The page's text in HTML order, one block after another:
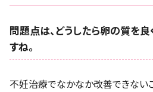
問題点は、どうしたら卵の質を良
すね。
不妊治療でなかなか改善できない